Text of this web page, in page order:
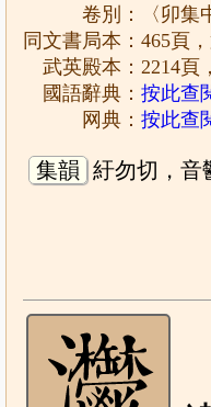
卷別：〈卯集中
同文書局本：465頁
武英殿本：2214
國語辭典：按此查
网典：按此查
集韻 紆勿切，音